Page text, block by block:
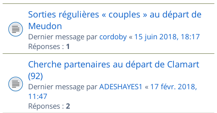
Sorties régulières « couples » au départ de
Meudon
Dernier message par cordoby « 15 juin 2018, 18:17
Réponses : 1
Cherche partenaires au départ de Clamart
(92)
Dernier message par ADESHAYES1 « 17 févr. 2018,
11:47
Réponses : 2